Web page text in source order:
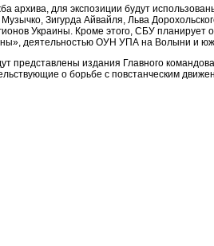
архива, для экспозиции будут
Зигурда Айвайля, Льва
Украины. Кроме этого, СБУ
деятельностью ОУН УПА на Волыни и
представлены издания Главного
о борьбе с повстанческим